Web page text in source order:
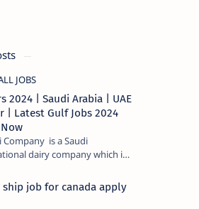
2024 | Saudi Arabia | UAE
| Latest Gulf Jobs 2024
Company is a Saudi
dairy company which is
the Tadawul stock exchange.
in food and bevera…
ship job for canada apply